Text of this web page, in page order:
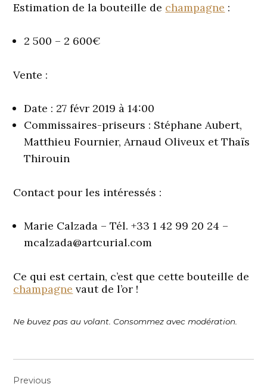
Estimation de la bouteille de champagne :
2 500 – 2 600€
Vente :
Date : 27 févr 2019 à 14:00
Commissaires-priseurs : Stéphane Aubert,
Matthieu Fournier, Arnaud Oliveux et Thaïs
Thirouin
Contact pour les intéressés :
Marie Calzada – Tél. +33 1 42 99 20 24 –
mcalzada@artcurial.com
Ce qui est certain, c’est que cette bouteille de
champagne vaut de l’or !
Ne buvez pas au volant. Consommez avec modération.
de
Previous